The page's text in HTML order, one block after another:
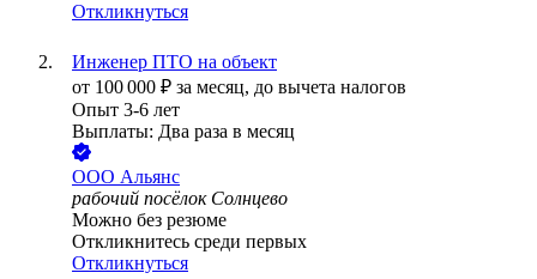
Откликнуться
Инженер ПТО на объект
от 100 000 ₽ за месяц, до вычета налогов
Опыт 3-6 лет
Выплаты: Два раза в месяц
ООО Альянс
рабочий посёлок Солнцево
Можно без резюме
Откликнитесь среди первых
Откликнуться